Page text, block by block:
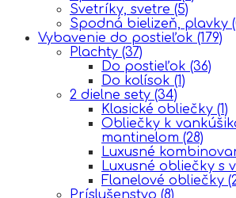
Svetríky, svetre (5)
Spodná bielizeň, plavky
Vybavenie do postieľok (179)
Plachty (37)
Do postieľok (36)
Do kolísok (1)
2 dielne sety (34)
Klasické obliečky (1)
Obliečky k
mantinelom (28)
Luxusné
Luxusné obliečky s
Flanelové obliečky
Príslušenstvo (8)